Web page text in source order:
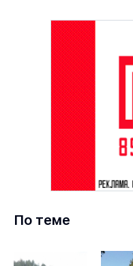
По теме